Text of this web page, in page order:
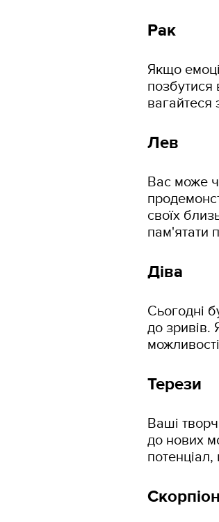
Рак
Якщо
позбутися
вагайтеся
Лев
Вас може
своїх
пам'ятати
Діва
Сьогодні
до зривів.
Терези
Ваші
до нових
Скорпіон